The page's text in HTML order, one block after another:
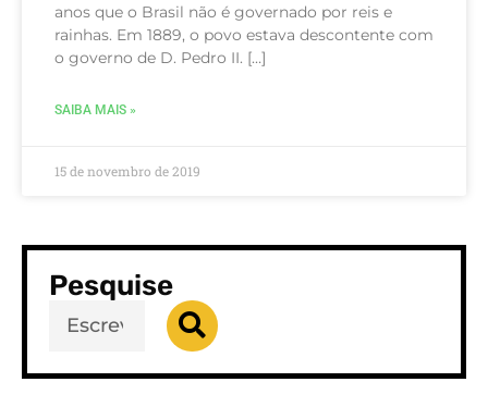
anos que o Brasil não é governado por reis e
rainhas. Em 1889, o povo estava descontente com
o governo de D. Pedro II. […]
SAIBA MAIS »
15 de novembro de 2019
Pesquise